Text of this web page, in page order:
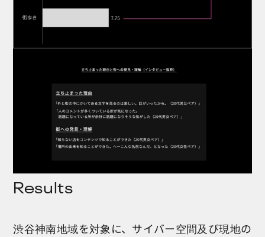
Results
渋谷神南地域を対象に、サイバー空間及び現地の